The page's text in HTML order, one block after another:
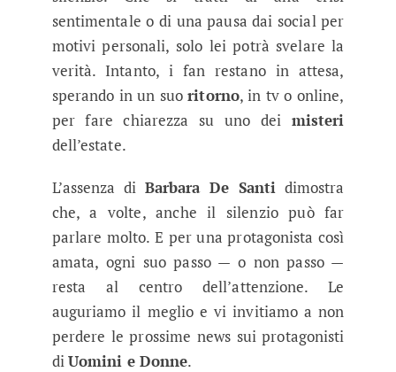
sentimentale o di una pausa dai social per
motivi personali, solo lei potrà svelare la
verità. Intanto, i fan restano in attesa,
sperando in un suoritorno, in tv o online,
per fare chiarezza su uno dei misteri
dell’estate.
L’assenza di Barbara De Santi dimostra
che, a volte, anche il silenzio può far
parlare molto. E per una protagonista così
amata, ogni suo passo — o non passo —
resta al centro dell’attenzione. Le
auguriamo il meglio e vi invitiamo a non
perdere le prossime news sui protagonisti
diUomini e Donne.